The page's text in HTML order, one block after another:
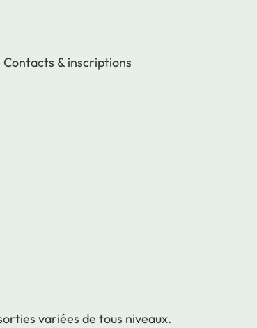
Contacts & inscriptions
variées de tous niveaux.